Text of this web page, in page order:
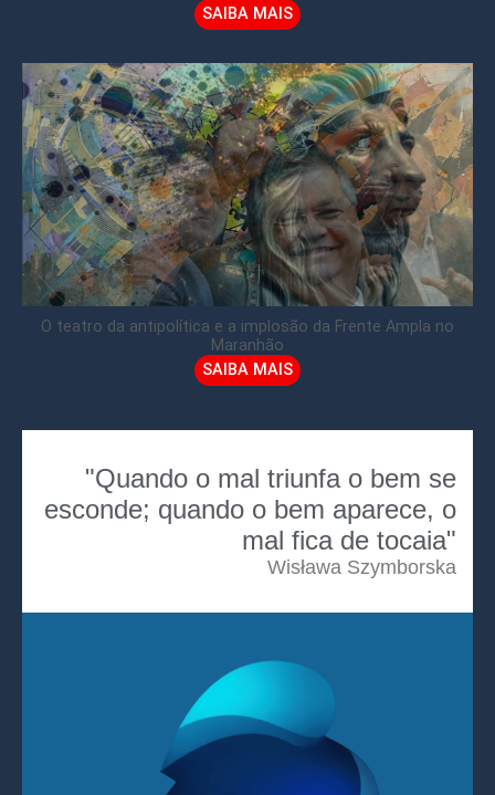
SAIBA MAIS
O teatro da antipolítica e a implosão da Frente Ampla no
Maranhão
SAIBA MAIS
"Quando o mal triunfa o bem se
esconde; quando o bem aparece, o
mal fica de tocaia"
Wisława Szymborska